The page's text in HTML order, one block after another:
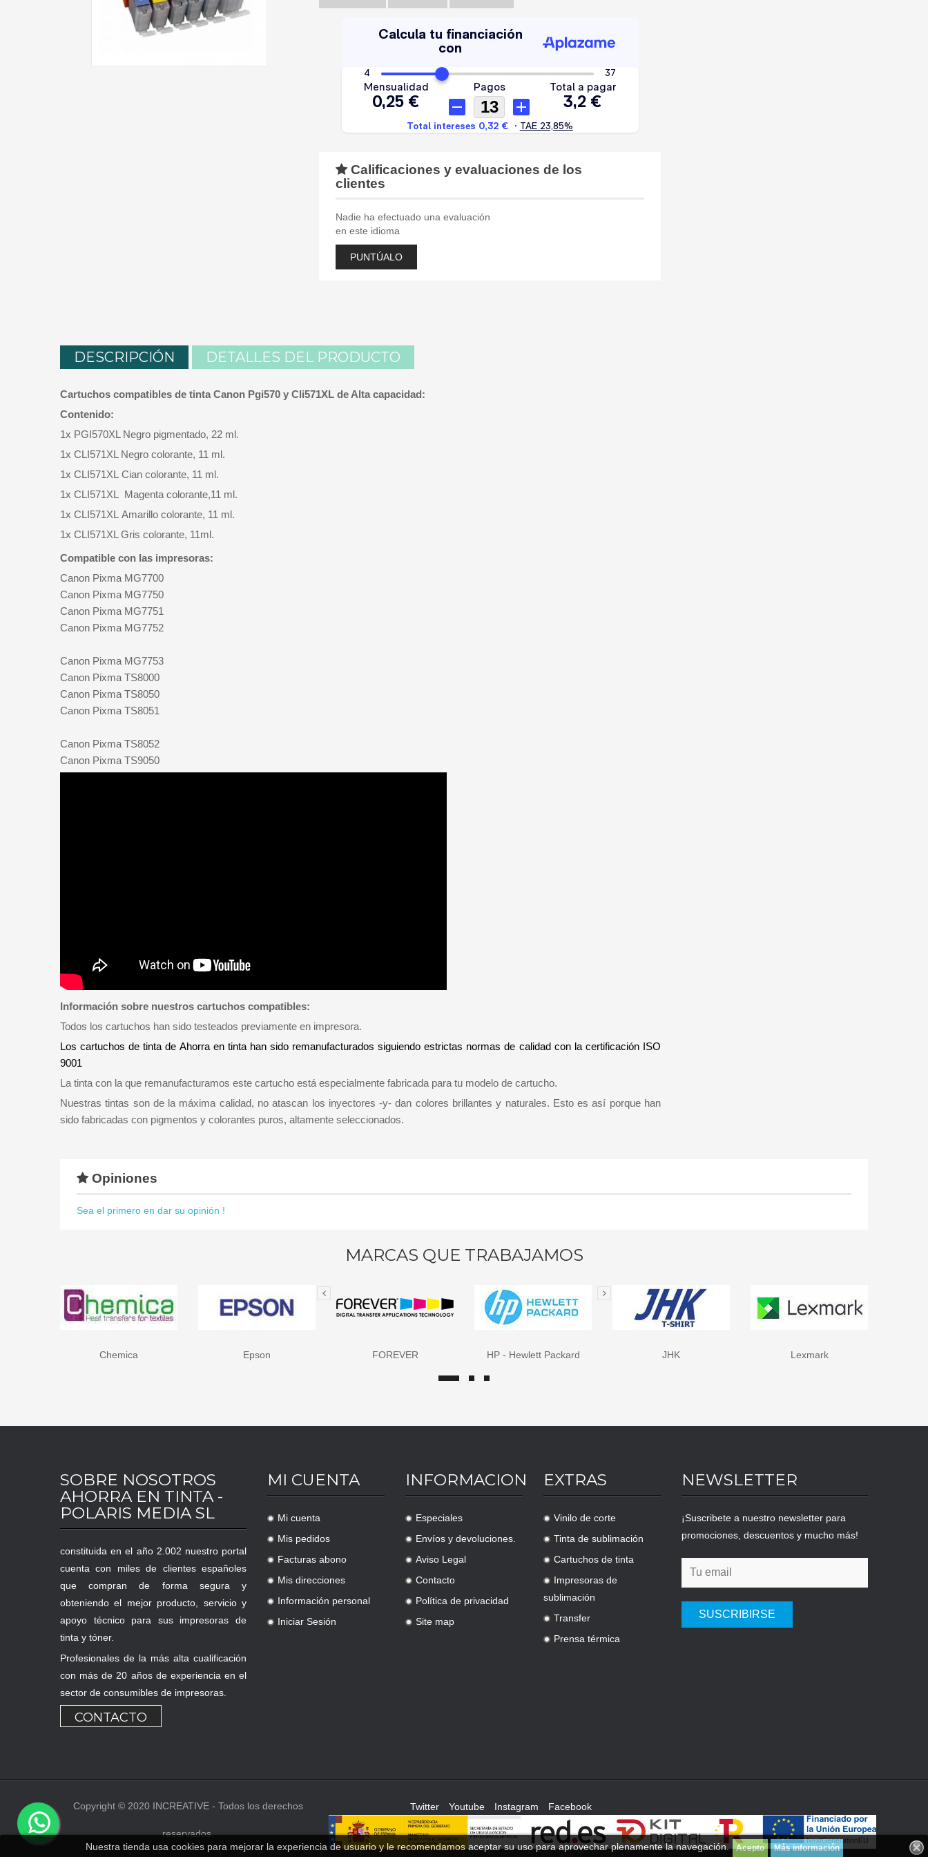
Nuestra tienda usa cookies para mejorar la experiencia de usuario y le recomendamos aceptar su uso para aprovechar plenamente la navegación. Acepto Más información
Calificaciones y evaluaciones de los
clientes
Nadie ha efectuado una evaluación
en este idioma
PUNTÚALO
DESCRIPCIÓN DETALLES DEL PRODUCTO
Cartuchos compatibles de tinta Canon Pgi570 y Cli571XL de Alta capacidad:
Contenido:
1x PGI570XL Negro pigmentado, 22 ml.
1x CLI571XL Negro colorante, 11 ml.
1x CLI571XL Cian colorante, 11 ml.
1x CLI571XL
Magenta colorante,11 ml.
1x CLI571XL Amarillo colorante, 11 ml.
1x CLI571XL Gris colorante, 11ml.
Compatible con las impresoras:
Canon Pixma MG7700
Canon Pixma MG7750
Canon Pixma MG7751
Canon Pixma MG7752
Canon Pixma MG7753
Canon Pixma TS8000
Canon Pixma TS8050
Canon Pixma TS8051
Canon Pixma TS8052
Canon Pixma TS9050
Información sobre nuestros cartuchos compatibles:
Todos los cartuchos han sido testeados previamente en impresora.
Los cartuchos de tinta de Ahorra en tinta han sido remanufacturados siguiendo estrictas normas de calidad con la certificación ISO
9001
La tinta con la que remanufacturamos este cartucho está especialmente fabricada para tu modelo de cartucho.
Nuestras tintas son de la máxima calidad, no atascan los inyectores -y- dan colores brillantes y naturales. Esto es así porque han
sido fabricadas con pigmentos y colorantes puros, altamente seleccionados.
Opiniones
Sea el primero en dar su opinión !
MARCAS QUE TRABAJAMOS
Epson FOREVER HP - Hewlett Packard JHK LokLik
SOBRE NOSOTROS
AHORRA EN TINTA -
POLARIS MEDIA SL
constituida en el año 2.002 nuestro portal
cuenta con miles de clientes españoles
que compran de forma segura y
obteniendo el mejor producto, servicio y
apoyo técnico para sus impresoras de
tinta y tóner.
Profesionales de la más alta cualificación
con más de 20 años de experiencia en el
sector de consumibles de impresoras.
CONTACTO
MI CUENTA
.
Mi cuenta
.
Mis pedidos
.
Facturas abono
.
Mis direcciones
.
Información personal
.
Iniciar Sesión
INFORMACION
.
Especiales
.
Envíos y devoluciones.
.
Aviso Legal
.
Contacto
.
Política de privacidad
.
Site map
EXTRAS
.
Vinilo de corte
.
Tinta de sublimación
.
Cartuchos de tinta
.
Impresoras de
sublimación
.
Transfer
.
Prensa térmica
NEWSLETTER
¡Suscribete a nuestro newsletter para
promociones, descuentos y mucho más!
SUSCRIBIRSE
Copyright © 2020 INCREATIVE - Todos los derechos
reservados.
Twitter Youtube Instagram Facebook